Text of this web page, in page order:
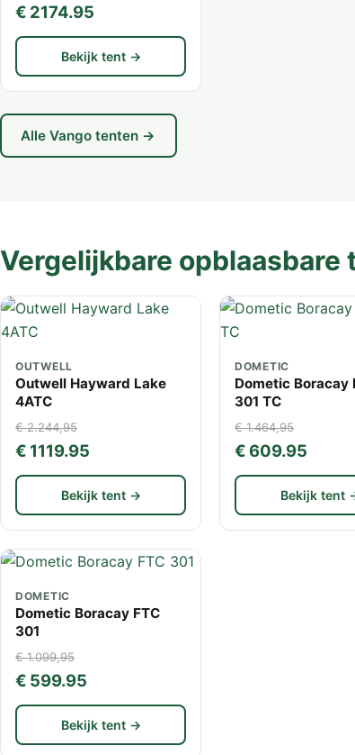
€ 2174.95
Bekijk tent →
Alle Vango tenten →
Vergelijkbare opblaasbare
OUTWELL
Outwell Hayward Lake
4ATC
€ 2.244,95
€ 1119.95
Bekijk tent →
DOMETIC
Dometic Boracay
301 TC
€ 1.464,95
€ 609.95
Bekijk tent
DOMETIC
Dometic Boracay FTC
301
€ 1.099,95
€ 599.95
Bekijk tent →